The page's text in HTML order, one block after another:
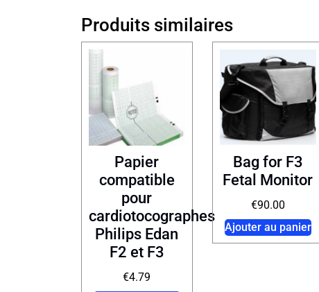
Produits similaires
Papier
compatible
pour
cardiotocographes
Philips Edan
F2 et F3
€4.79
Bag for F3
Fetal Monitor
€90.00
Ajouter au panier